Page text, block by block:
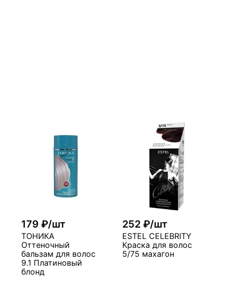
179 ₽/шт
ТОНИКА
Оттеночный
бальзам для волос
9.1 Платиновый
блонд
252 ₽/шт
ESTEL CELEBRITY
Краска для волос
5/75 махагон